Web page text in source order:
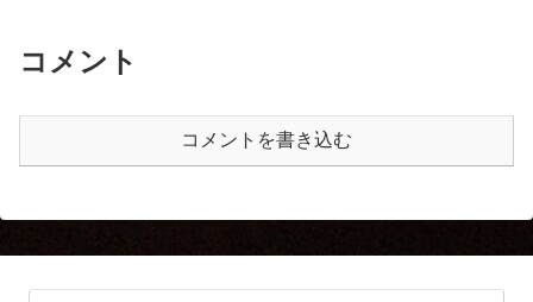
コメント
コメントを書き込む